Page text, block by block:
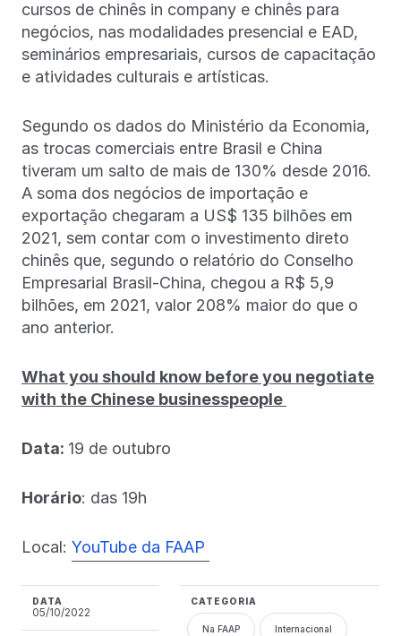
cursos de chinês in company e chinês para
negócios, nas modalidades presencial e EAD,
seminários empresariais, cursos de capacitação
e atividades culturais e artísticas.
Segundo os dados do Ministério da Economia,
as trocas comerciais entre Brasil e China
tiveram um salto de mais de 130% desde 2016.
A soma dos negócios de importação e
exportação chegaram a US$ 135 bilhões em
2021, sem contar com o investimento direto
chinês que, segundo o relatório do Conselho
Empresarial Brasil-China, chegou a R$ 5,9
bilhões, em 2021, valor 208% maior do que o
ano anterior.
What you should know before you negotiate
with the Chinese businesspeople
Data: 19 de outubro
Horário: das 19h
Local: YouTube da FAAP
DATA
05/10/2022
CATEGORIA
Na FAAP Internacional